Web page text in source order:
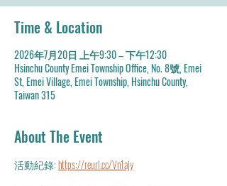
Time & Location
2026年7月20日 上午9:30 – 下午12:30
Hsinchu County Emei Township Office, No. 8號, Emei
St, Emei Village, Emei Township, Hsinchu County,
Taiwan 315
About The Event
活動紀錄: https://reurl.cc/Vn1ajy